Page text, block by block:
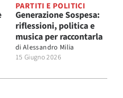
PARTITI E POLITICI
Generazione Sospesa:
riflessioni, politica e
musica per raccontarla
di Alessandro Milia
15 Giugno 2026